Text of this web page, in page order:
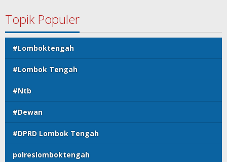
Topik Populer
#Lomboktengah
#Lombok Tengah
#Ntb
#Dewan
#DPRD Lombok Tengah
polreslomboktengah